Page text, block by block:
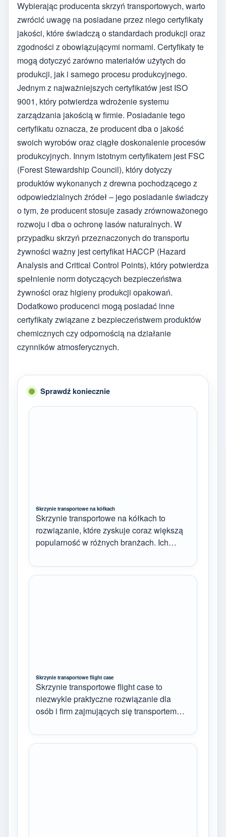
Wybierając producenta skrzyń transportowych, warto
zwrócić uwagę na posiadane przez niego certyfikaty
jakości, które świadczą o standardach produkcji oraz
zgodności z obowiązującymi normami. Certyfikaty te
mogą dotyczyć zarówno materiałów użytych do
produkcji, jak i samego procesu produkcyjnego.
Jednym z najważniejszych certyfikatów jest ISO
9001, który potwierdza wdrożenie systemu
zarządzania jakością w firmie. Posiadanie tego
certyfikatu oznacza, że producent dba o jakość
swoich wyrobów oraz ciągłe doskonalenie procesów
produkcyjnych. Innym istotnym certyfikatem jest FSC
(Forest Stewardship Council), który dotyczy
produktów wykonanych z drewna pochodzącego z
odpowiedzialnych źródeł – jego posiadanie świadczy
o tym, że producent stosuje zasady zrównoważonego
rozwoju i dba o ochronę lasów naturalnych. W
przypadku skrzyń przeznaczonych do transportu
żywności ważny jest certyfikat HACCP (Hazard
Analysis and Critical Control Points), który potwierdza
spełnienie norm dotyczących bezpieczeństwa
żywności oraz higieny produkcji opakowań.
Dodatkowo producenci mogą posiadać inne
certyfikaty związane z bezpieczeństwem produktów
chemicznych czy odpornością na działanie
czynników atmosferycznych.
Sprawdź koniecznie
Skrzynie transportowe na kółkach
Skrzynie transportowe na kółkach to
rozwiązanie, które zyskuje coraz większą
popularność w różnych branżach. Ich…
Skrzynie transportowe flight case
Skrzynie transportowe flight case to
niezwykle praktyczne rozwiązanie dla
osób i firm zajmujących się transportem…